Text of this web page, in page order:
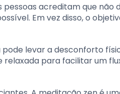
pessoas acreditam que não
Em vez disso, o
levar a desconforto
para facilitar um